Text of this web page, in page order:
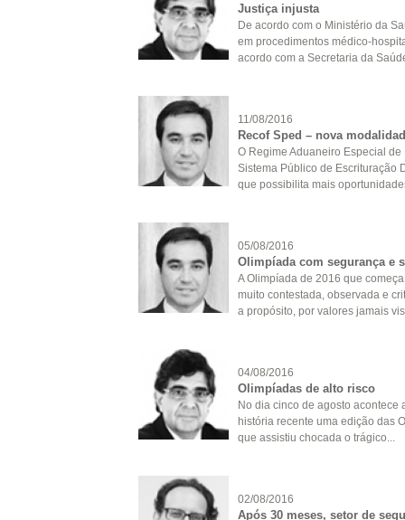
Justiça injusta
De acordo com o Ministério da
em procedimentos médico-
acordo com a Secretaria da
11/08/2016
Recof Sped – nova
O Regime Aduaneiro Especial
Sistema Público de Escrituração
que possibilita mais
05/08/2016
Olimpíada com segurança e
A Olimpíada de 2016 que
muito contestada, observada e
a propósito, por valores jamais
04/08/2016
Olimpíadas de alto risco
No dia cinco de agosto
história recente uma edição das
que assistiu chocada o trágico...
02/08/2016
Após 30 meses, setor de